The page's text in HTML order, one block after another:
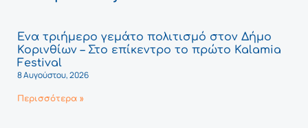
Ένα τριήμερο γεμάτο πολιτισμό στον Δήμο
Κορινθίων – Στο επίκεντρο το πρώτο Kalamia
Festival
8 Αυγούστου, 2026
Περισσότερα »